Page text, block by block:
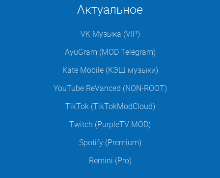
Актуальное
VK Музыка (VIP)
AyuGram (MOD Telegram)
Kate Mobile (КЭШ музыки)
YouTube ReVanced (NON-ROOT)
TikTok (TikTokModCloud)
Twitch (PurpleTV MOD)
Spotify (Premium)
Remini (Pro)